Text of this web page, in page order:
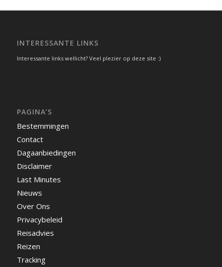
INTERESSANTE LINKS
Interessante links wellicht? Veel plezier op deze site :)
PAGINA’S
Bestemmingen
Contact
Dagaanbiedingen
Disclaimer
Last Minutes
Nieuws
Over Ons
Privacybeleid
Reisadvies
Reizen
Tracking